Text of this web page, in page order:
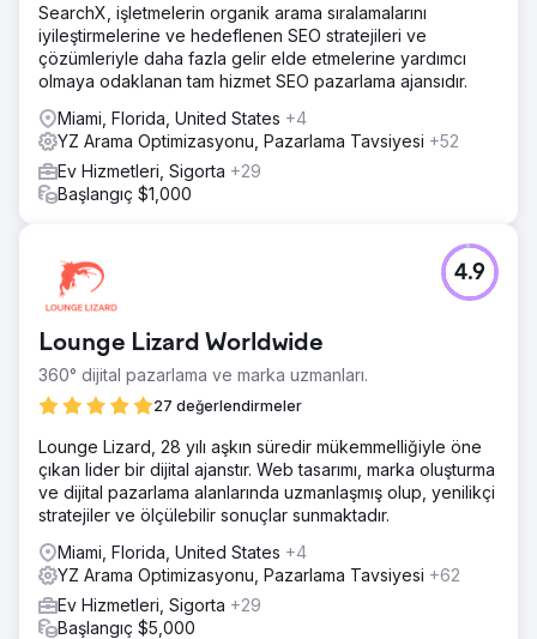
SearchX, işletmelerin organik arama sıralamalarını
iyileştirmelerine ve hedeflenen SEO stratejileri ve
çözümleriyle daha fazla gelir elde etmelerine yardımcı
olmaya odaklanan tam hizmet SEO pazarlama ajansıdır.
Miami, Florida, United States +4
YZ Arama Optimizasyonu, Pazarlama Tavsiyesi +52
Ev Hizmetleri, Sigorta +29
Başlangıç $1,000
Lounge Lizard Worldwide
360° dijital pazarlama ve marka uzmanları.
27 değerlendirmeler
4.9
Lounge Lizard, 28 yılı aşkın süredir mükemmelliğiyle öne
çıkan lider bir dijital ajanstır. Web tasarımı, marka oluşturma
ve dijital pazarlama alanlarında uzmanlaşmış olup, yenilikçi
stratejiler ve ölçülebilir sonuçlar sunmaktadır.
Miami, Florida, United States +4
YZ Arama Optimizasyonu, Pazarlama Tavsiyesi +62
Ev Hizmetleri, Sigorta +29
Başlangıç $5,000